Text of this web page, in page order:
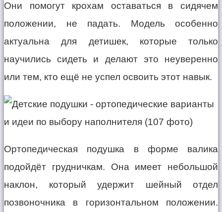
Они помогут крохам оставаться в сидячем
положении, не падать. Модель особенно
актуальна для детишек, которые только
научились сидеть и делают это неуверенно
или тем, кто ещё не успел освоить этот навык.
Ортопедическая подушка в форме валика
подойдёт грудничкам. Она имеет небольшой
наклон, который удержит шейный отдел
позвоночника в горизонтальном положении.